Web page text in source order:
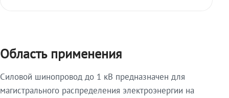
Область применения
Силовой шинопровод до 1 кВ предназначен для
магистрального распределения электроэнергии на